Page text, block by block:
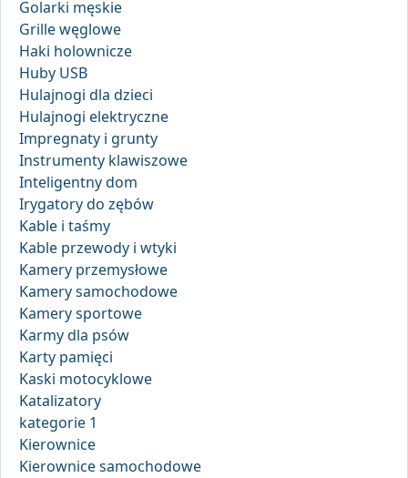
Golarki męskie
Grille węglowe
Haki holownicze
Huby USB
Hulajnogi dla dzieci
Hulajnogi elektryczne
Impregnaty i grunty
Instrumenty klawiszowe
Inteligentny dom
Irygatory do zębów
Kable i taśmy
Kable przewody i wtyki
Kamery przemysłowe
Kamery samochodowe
Kamery sportowe
Karmy dla psów
Karty pamięci
Kaski motocyklowe
Katalizatory
kategorie 1
Kierownice
Kierownice samochodowe